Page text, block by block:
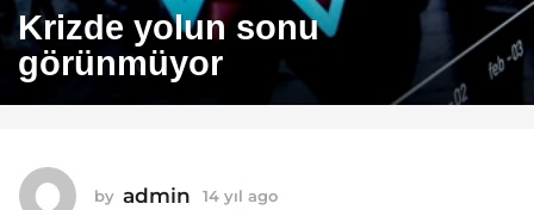
4
y
ı
l
o
Krizde yolun sonu
görünmüyor
by admin 14 yıl ago